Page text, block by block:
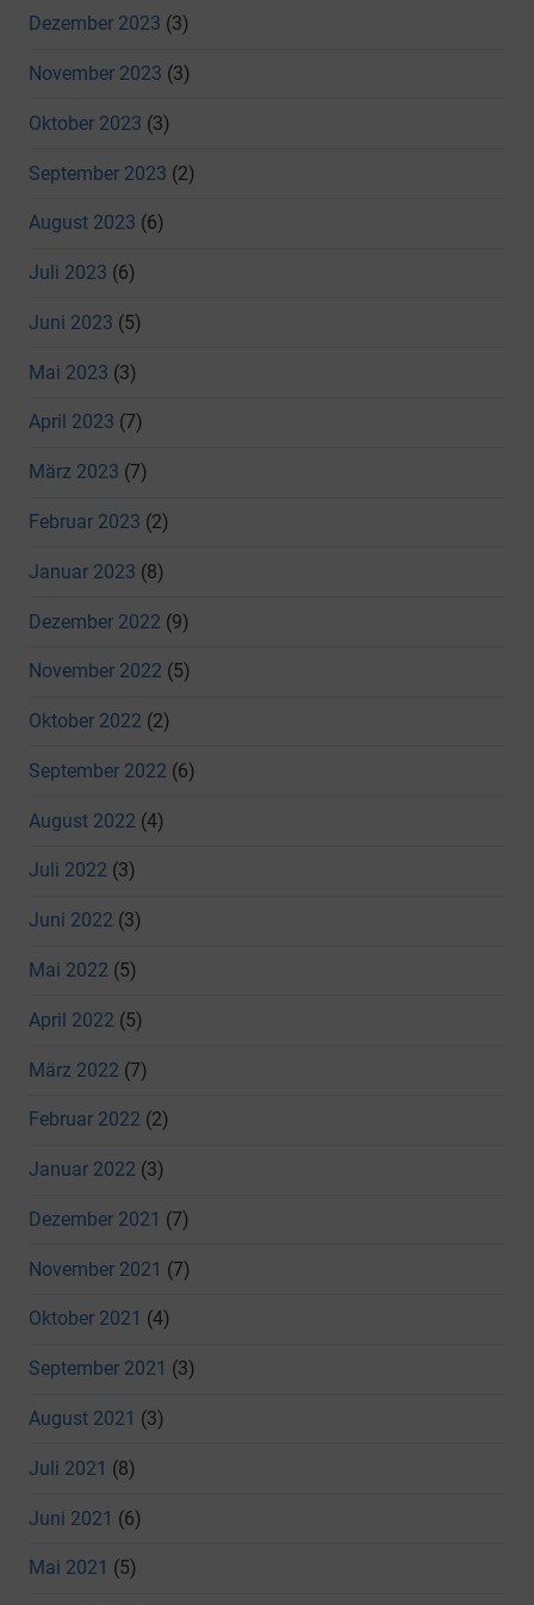
Dezember 2023 (3)
November 2023 (3)
Oktober 2023 (3)
September 2023 (2)
August 2023 (6)
Juli 2023 (6)
Juni 2023 (5)
Mai 2023 (3)
April 2023 (7)
März 2023 (7)
Februar 2023 (2)
Januar 2023 (8)
Dezember 2022 (9)
November 2022 (5)
Oktober 2022 (2)
September 2022 (6)
August 2022 (4)
Juli 2022 (3)
Juni 2022 (3)
Mai 2022 (5)
April 2022 (5)
März 2022 (7)
Februar 2022 (2)
Januar 2022 (3)
Dezember 2021 (7)
November 2021 (7)
Oktober 2021 (4)
September 2021 (3)
August 2021 (3)
Juli 2021 (8)
Juni 2021 (6)
Mai 2021 (5)